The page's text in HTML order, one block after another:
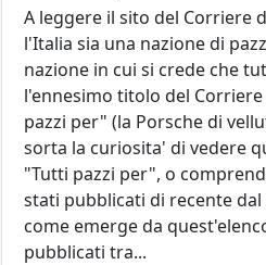
A leggere il sito del Corriere
l'Italia sia una nazione di
nazione in cui si crede che
l'ennesimo titolo del
pazzi per" (la Porsche di
sorta la curiosita' di vedere
"Tutti pazzi per", o
stati pubblicati di recente
come emerge da
pubblicati tra...